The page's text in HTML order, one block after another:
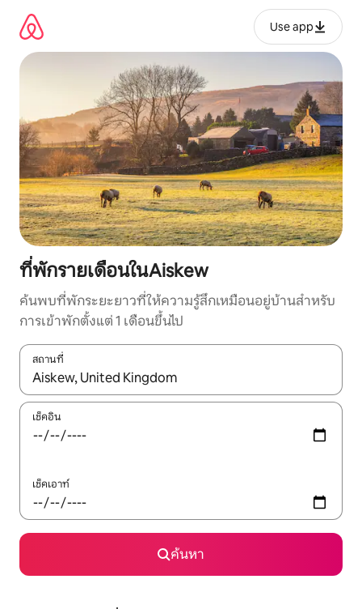
เนื้อหา
Use app
ที่พักรายเดือนในAiskew
ค้นพบที่พักระยะยาวที่ให้ความรู้สึกเหมือนอยู่บ้านสำหรับ
การเข้าพักตั้งแต่ 1 เดือนขึ้นไป
สถานที่
ใช้ลูกศรขึ้นลง หรือใช้การสัมผัสหรือปัด เพื่อสำรวจผลการค้นหา
เช็คอิน
เช็คเอาท์
ค้นหา